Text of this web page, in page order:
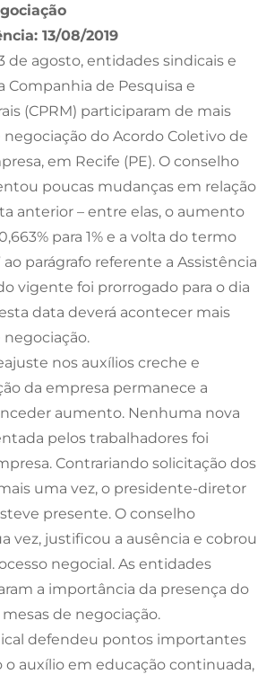
13/08/2019
de agosto, entidades sindicais e
Companhia de Pesquisa e
(CPRM) participaram de mais
do Acordo Coletivo de
em Recife (PE). O conselho
poucas mudanças em relação
anterior – entre elas, o aumento
para 1% e a volta do termo
parágrafo referente a Assistência
vigente foi prorrogado para o dia
data deverá acontecer mais
nos auxílios creche e
da empresa permanece a
aumento. Nenhuma nova
pelos trabalhadores foi
Contrariando solicitação dos
uma vez, o presidente-diretor
presente. O conselho
vez, justificou a ausência e cobrou
negocial. As entidades
a importância da presença do
de negociação.
defendeu pontos importantes
o auxílio em educação continuada,